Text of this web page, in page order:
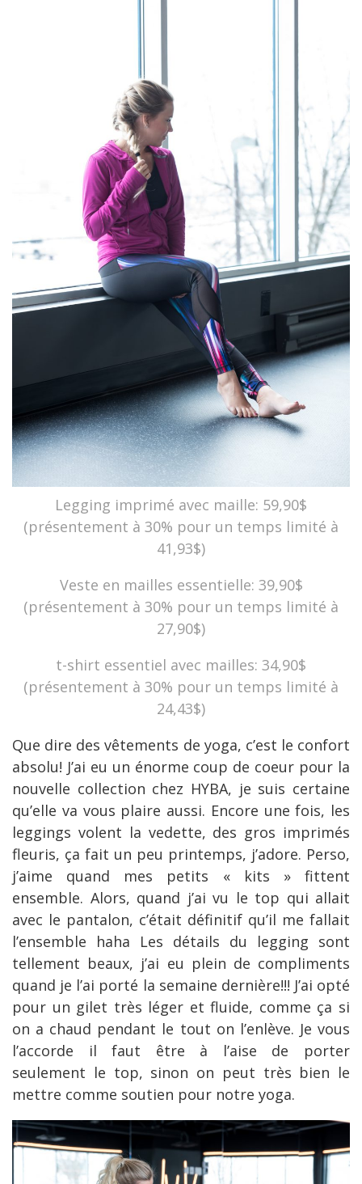
Legging imprimé avec maille: 59,90$
(présentement à 30% pour un temps limité à
41,93$)
Veste en mailles essentielle: 39,90$
(présentement à 30% pour un temps limité à
27,90$)
t-shirt essentiel avec mailles: 34,90$
(présentement à 30% pour un temps limité à
24,43$)
Que dire des vêtements de yoga, c’est le confort
absolu! J’ai eu un énorme coup de coeur pour la
nouvelle collection chez HYBA, je suis certaine
qu’elle va vous plaire aussi. Encore une fois, les
leggings volent la vedette, des gros imprimés
fleuris, ça fait un peu printemps, j’adore. Perso,
j’aime quand mes petits « kits » fittent
ensemble. Alors, quand j’ai vu le top qui allait
avec le pantalon, c’était définitif qu’il me fallait
l’ensemble haha Les détails du legging sont
tellement beaux, j’ai eu plein de compliments
quand je l’ai porté la semaine dernière!!! J’ai opté
pour un gilet très léger et fluide, comme ça si
on a chaud pendant le tout on l’enlève. Je vous
l’accorde il faut être à l’aise de porter
seulement le top, sinon on peut très bien le
mettre comme soutien pour notre yoga.